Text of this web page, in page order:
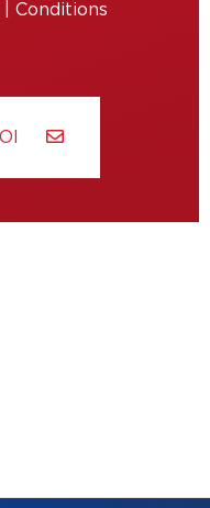
Conditions